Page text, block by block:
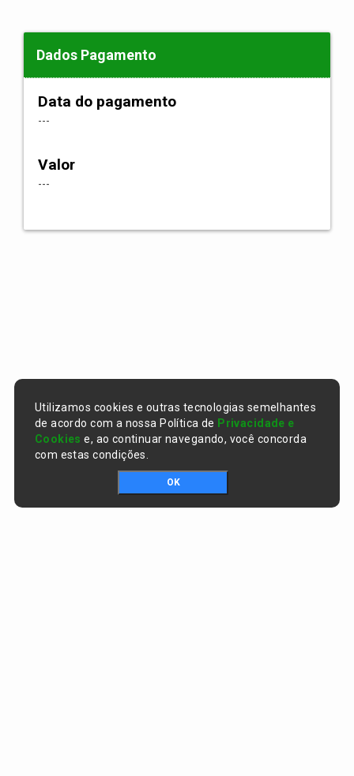
Dados Pagamento
Data do pagamento
---
Valor
---
Utilizamos cookies e outras tecnologias semelhantes
de acordo com a nossa Política de Privacidade e
Cookies e, ao continuar navegando, você concorda
com estas condições.
OK